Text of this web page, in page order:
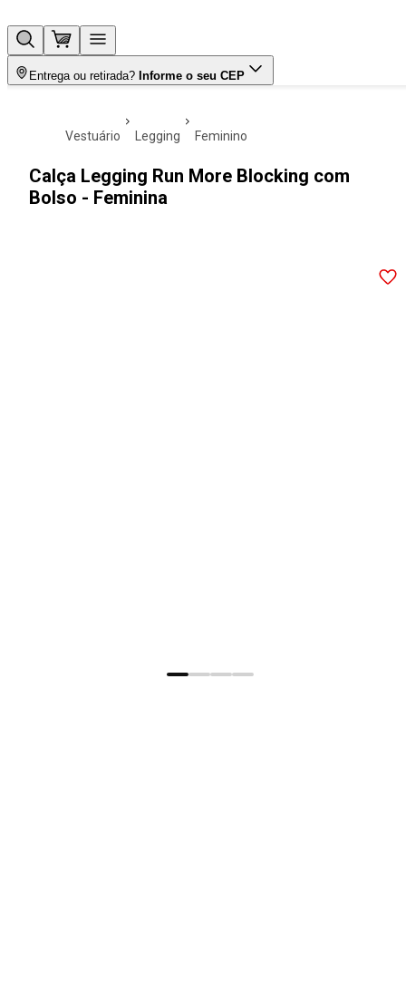
Entrega ou retirada? Informe o seu CEP
vestuário legging feminino
Calça Legging Run More Blocking com
Bolso - Feminina